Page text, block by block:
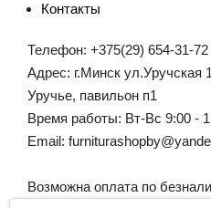
Контакты
Телефон: +375(29) 654-31-72
Адрес: г.Минск ул.Уручская
Уручье, павильон п1
Время работы: Вт-Вс 9:00 -
Email:
Возможна оплата по